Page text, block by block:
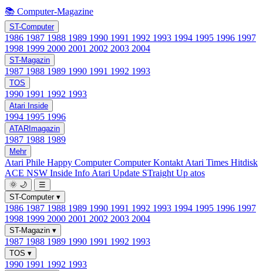
📚 Computer-Magazine
ST-Computer
1986 1987 1988 1989 1990 1991 1992 1993 1994 1995 1996 1997
1998 1999 2000 2001 2002 2003 2004
ST-Magazin
1987 1988 1989 1990 1991 1992 1993
TOS
1990 1991 1992 1993
Atari Inside
1994 1995 1996
ATARImagazin
1987 1988 1989
Mehr
Atari Phile Happy ComputerComputer Kontakt Atari Times Hitdisk
ACE NSW Inside Info Atari Update STraight Up atos
🌞 🌙
☰
ST-Computer ▾
1986 1987 1988 1989 1990 1991 1992 1993 1994 1995 1996 1997
1998 1999 2000 2001 2002 2003 2004
ST-Magazin ▾
1987 1988 1989 1990 1991 1992 1993
TOS ▾
1990 1991 1992 1993